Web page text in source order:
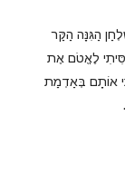
הַגִּנָּה הַקַּר
לֶאֱטֹם אֶת
אוֹתָם בְּאַדְמַת